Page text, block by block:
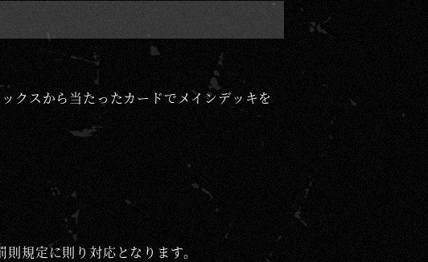
クスから当たったカードでメインデッキを
則規定に則り対応となります。